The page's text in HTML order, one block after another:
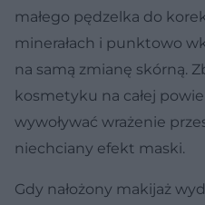
małego pędzelka do
minerałach i punktowo
na samą zmianę skórną.
kosmetyku na całej
wywoływać wrażenie
niechciany efekt maski.
Gdy nałożony makijaż